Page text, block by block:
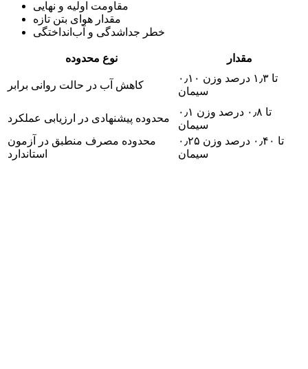
مقاومت اولیه و نهایی
مقدار هوای بتن تازه
خطر جداشدگی و آب‌انداختگی
نوع محدوده مقدار
کاهش آب در حالت روانی برابر
۰٫۱۰ تا ۱٫۳ درصد وزن
سیمان
محدوده پیشنهادی در ارزیابی عملکرد
۰٫۱ تا ۰٫۸ درصد وزن
سیمان
محدوده مصرف منطبق در آزمون
استاندارد
۰٫۲۵ تا ۰٫۴۰ درصد وزن
سیمان